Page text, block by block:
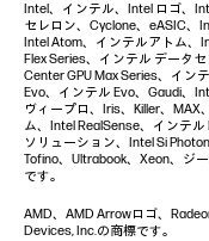
Intel、インテル、Intel ロゴ、
セレロン、Cyclone、eASIC、
Intel Atom、インテルアトム、
Flex Series、インテル データ
Center GPU Max Series、イン
Evo、インテル Evo、Gaudi、
ヴィープロ、Iris、Killer、MAX
ム、Intel RealSense、インテ
ソリューション、Intel Si
Tofino、Ultrabook、Xeon、ジ
です。
AMD、AMD Arrowロゴ、
Devices, Inc.の商標です。